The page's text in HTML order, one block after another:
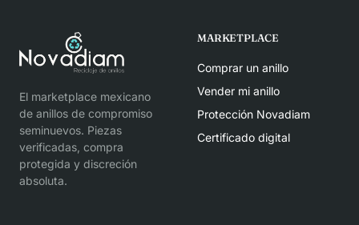
El marketplace mexicano
de anillos de compromiso
seminuevos. Piezas
verificadas, compra
protegida y discreción
absoluta.
MARKETPLACE
Comprar un anillo
Vender mi anillo
Protección Novadiam
Certificado digital